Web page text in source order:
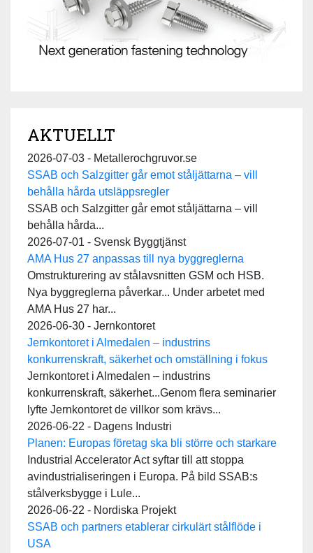
AKTUELLT
2026-07-03 - Metallerochgruvor.se
SSAB och Salzgitter går emot ståljättarna – vill
behålla hårda utsläppsregler
SSAB och Salzgitter går emot ståljättarna – vill
behålla hårda...
2026-07-01 - Svensk Byggtjänst
AMA Hus 27 anpassas till nya byggreglerna
Omstrukturering av stålavsnitten GSM och HSB.
Nya byggreglerna påverkar... Under arbetet med
AMA Hus 27 har...
2026-06-30 - Jernkontoret
Jernkontoret i Almedalen – industrins
konkurrenskraft, säkerhet och omställning i fokus
Jernkontoret i Almedalen – industrins
konkurrenskraft, säkerhet...Genom flera seminarier
lyfte Jernkontoret de villkor som krävs...
2026-06-22 - Dagens Industri
Planen: Europas företag ska bli större och starkare
Industrial Accelerator Act syftar till att stoppa
avindustrialiseringen i Europa. På bild SSAB:s
stålverksbygge i Lule...
2026-06-22 - Nordiska Projekt
SSAB och partners etablerar cirkulärt stålflöde i
USA